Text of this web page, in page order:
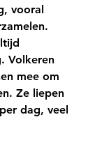
vooral
Volkeren
mee om
Ze liepen
dag, veel